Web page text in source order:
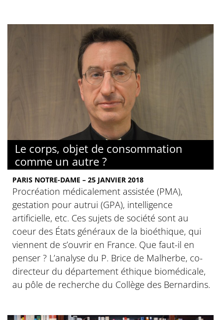
Le corps, objet de consommation
comme un autre ?
PARIS NOTRE-DAME – 25 JANVIER 2018
Procréation médicalement assistée (PMA),
gestation pour autrui (GPA), intelligence
artificielle, etc. Ces sujets de société sont au
coeur des États généraux de la bioéthique, qui
viennent de s’ouvrir en France. Que faut-il en
penser ? L’analyse du P. Brice de Malherbe, co-
directeur du département éthique biomédicale,
au pôle de recherche du Collège des Bernardins.